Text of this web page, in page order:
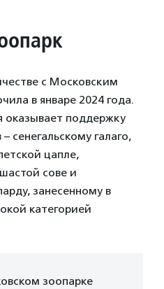
с Московским
в январе 2024 года.
оказывает поддержку
галаго,
цапле,
сове и
занесенному в
категорией
зоопарке